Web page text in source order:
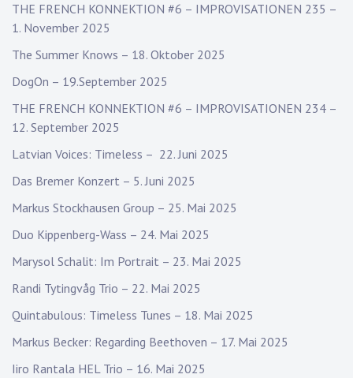
THE FRENCH KONNEKTION #6 – IMPROVISATIONEN 235 –
1. November 2025
The Summer Knows – 18. Oktober 2025
DogOn – 19.September 2025
THE FRENCH KONNEKTION #6 – IMPROVISATIONEN 234 –
12. September 2025
Latvian Voices: Timeless – 22. Juni 2025
Das Bremer Konzert – 5. Juni 2025
Markus Stockhausen Group – 25. Mai 2025
Duo Kippenberg-Wass – 24. Mai 2025
Marysol Schalit: Im Portrait – 23. Mai 2025
Randi Tytingvåg Trio – 22. Mai 2025
Quintabulous: Timeless Tunes – 18. Mai 2025
Markus Becker: Regarding Beethoven – 17. Mai 2025
Iiro Rantala HEL Trio – 16. Mai 2025